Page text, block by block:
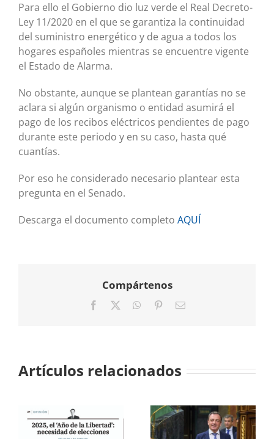
Para ello el Gobierno dio luz verde el Real Decreto-
Ley 11/2020 en el que se garantiza la continuidad
del suministro energético y de agua a todos los
hogares españoles mientras se encuentre vigente
el Estado de Alarma.
No obstante, aunque se plantean garantías no se
aclara si algún organismo o entidad asumirá el
pago de los recibos eléctricos pendientes de pago
durante este periodo y en su caso, hasta qué
cuantías.
Por eso he considerado necesario plantear esta
pregunta en el Senado.
Descarga el documento completo AQUÍ
Compártenos
Facebook WhatsApp
PinterestCorreo
Artículos relacionados